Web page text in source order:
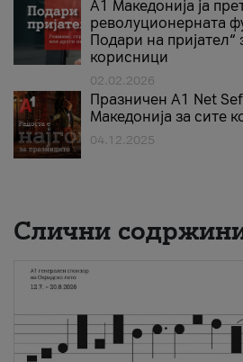
А1 Македонија ја
револуционерната
Подари на
корисници
02.02.2026
Празничен A1 Net
Македонија за сите
04.12.2025
Слични